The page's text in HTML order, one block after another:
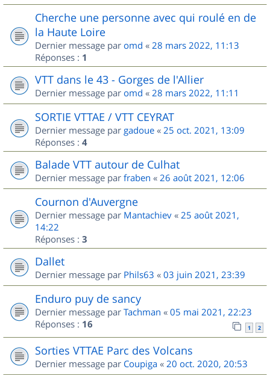
Cherche une personne avec qui roulé en de
la Haute Loire
Dernier message par omd « 28 mars 2022, 11:13
Réponses : 1
VTT dans le 43 - Gorges de l'Allier
Dernier message par omd « 28 mars 2022, 11:11
SORTIE VTTAE / VTT CEYRAT
Dernier message par gadoue « 25 oct. 2021, 13:09
Réponses : 4
Balade VTT autour de Culhat
Dernier message par fraben « 26 août 2021, 12:06
Cournon d'Auvergne
Dernier message par Mantachiev « 25 août 2021,
14:22
Réponses : 3
Dallet
Dernier message par Phils63 « 03 juin 2021, 23:39
Enduro puy de sancy
Dernier message par Tachman « 05 mai 2021, 22:23
Réponses : 16 1 2
Sorties VTTAE Parc des Volcans
Dernier message par Coupiga « 20 oct. 2020, 20:53